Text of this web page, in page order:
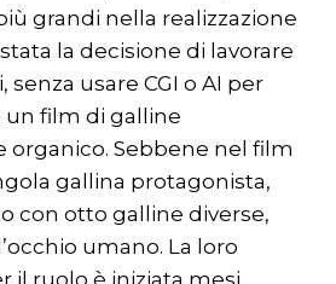
grandi nella realizzazione
la decisione di lavorare
senza usare CGI o AI per
un film di galline
Sebbene nel film
gallina protagonista,
con otto galline diverse,
umano. La loro